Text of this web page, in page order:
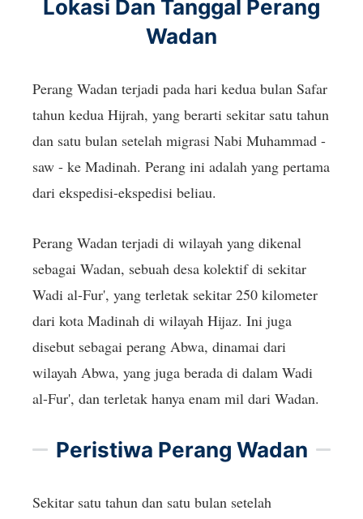
Lokasi Dan Tanggal Perang
Wadan
Perang Wadan terjadi pada hari kedua bulan Safar
tahun kedua Hijrah, yang berarti sekitar satu tahun
dan satu bulan setelah migrasi Nabi Muhammad -
saw - ke Madinah. Perang ini adalah yang pertama
dari ekspedisi-ekspedisi beliau.
Perang Wadan terjadi di wilayah yang dikenal
sebagai Wadan, sebuah desa kolektif di sekitar
Wadi al-Fur', yang terletak sekitar 250 kilometer
dari kota Madinah di wilayah Hijaz. Ini juga
disebut sebagai perang Abwa, dinamai dari
wilayah Abwa, yang juga berada di dalam Wadi
al-Fur', dan terletak hanya enam mil dari Wadan.
Peristiwa Perang Wadan
Sekitar satu tahun dan satu bulan setelah